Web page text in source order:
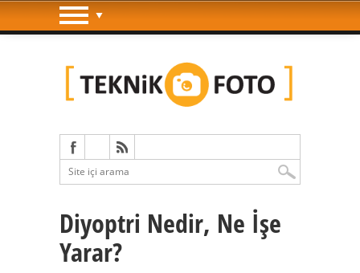
Diyoptri Nedir, Ne İşe
Yarar?